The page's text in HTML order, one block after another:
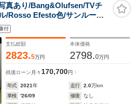
あり/Bang&Olufsen/TVチ
/Rosso Efesto色/サンルーフ/
ー/ブラックキャリパー/前席
ィスプレイ/ドラレコ
付
支払総額
2823.5万円
本体価格
2798.0万円
残価ローン 月々 170,700円
年式 2021年 走行 2.0万km
車検
'26/09 修復
なし